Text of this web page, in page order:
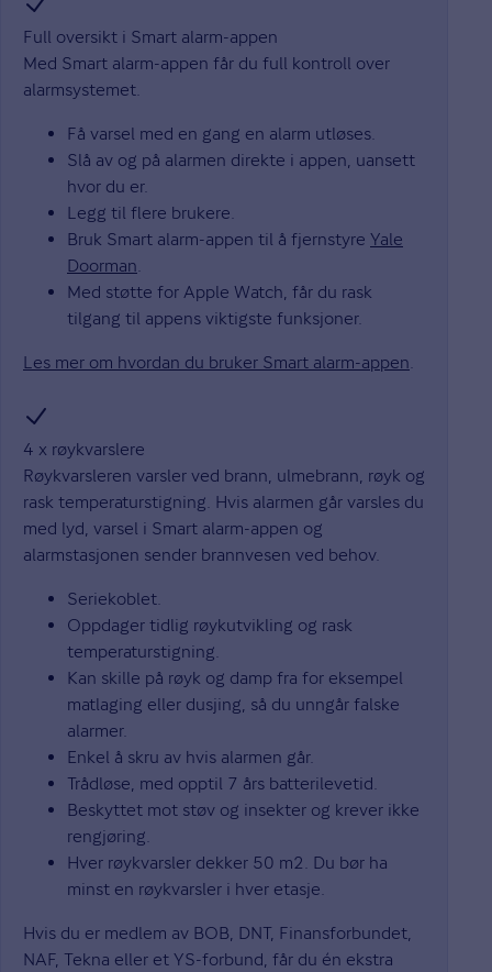
Full oversikt i Smart alarm-appen
Med Smart alarm-appen får du full kontroll over
alarmsystemet.
Få varsel med en gang en alarm utløses.
Slå av og på alarmen direkte i appen, uansett
hvor du er.
Legg til flere brukere.
Bruk Smart alarm-appen til å fjernstyre Yale
Doorman.
Med støtte for Apple Watch, får du rask
tilgang til appens viktigste funksjoner.
Les mer om hvordan du bruker Smart alarm-appen.
4 x røykvarslere
Røykvarsleren varsler ved brann, ulmebrann, røyk og
rask temperaturstigning. Hvis alarmen går varsles du
med lyd, varsel i Smart alarm-appen og
alarmstasjonen sender brannvesen ved behov.
Seriekoblet.
Oppdager tidlig røykutvikling og rask
temperaturstigning.
Kan skille på røyk og damp fra for eksempel
matlaging eller dusjing, så du unngår falske
alarmer.
Enkel å skru av hvis alarmen går.
Trådløse, med opptil 7 års batterilevetid.
Beskyttet mot støv og insekter og krever ikke
rengjøring.
Hver røykvarsler dekker 50 m2. Du bør ha
minst en røykvarsler i hver etasje.
Hvis du er medlem av BOB, DNT, Finansforbundet,
NAF, Tekna eller et YS-forbund, får du én ekstra